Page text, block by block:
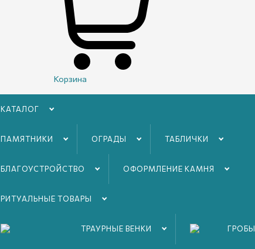
Корзина
КАТАЛОГ
ПАМЯТНИКИ ОГРАДЫ ТАБЛИЧКИ
БЛАГОУСТРОЙСТВO ОФОРМЛЕНИЕ КАМНЯ
РИТУАЛЬНЫЕ ТОВАРЫ
ТРАУРНЫЕ ВЕНКИ ГРОБЫ